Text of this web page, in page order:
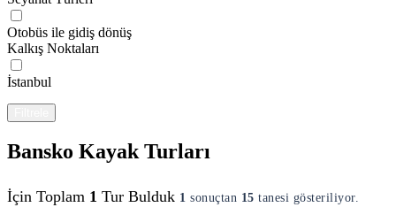
Otobüs ile gidiş dönüş
Kalkış Noktaları
İstanbul
Bansko Kayak Turları
İçin Toplam 1 Tur Bulduk 1 sonuçtan 15 tanesi gösteriliyor.